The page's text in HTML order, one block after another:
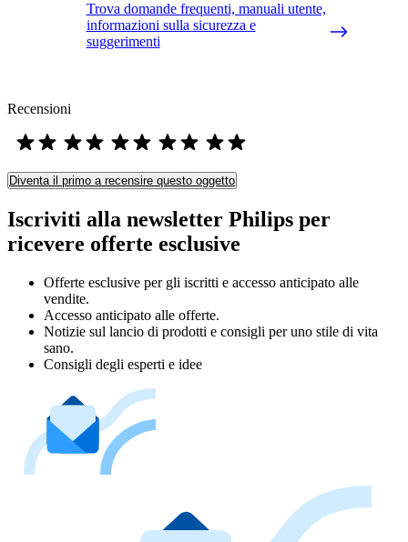
Trova domande frequenti, manuali utente,
informazioni sulla sicurezza e
suggerimenti
Recensioni
Diventa il primo a recensire questo oggetto
Iscriviti alla newsletter Philips per
ricevere offerte esclusive
Offerte esclusive per gli iscritti e accesso anticipato alle
vendite.
Accesso anticipato alle offerte.
Notizie sul lancio di prodotti e consigli per uno stile di vita
sano.
Consigli degli esperti e idee